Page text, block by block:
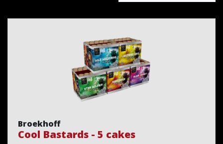
Broekhoff
Cool Bastards - 5 cakes